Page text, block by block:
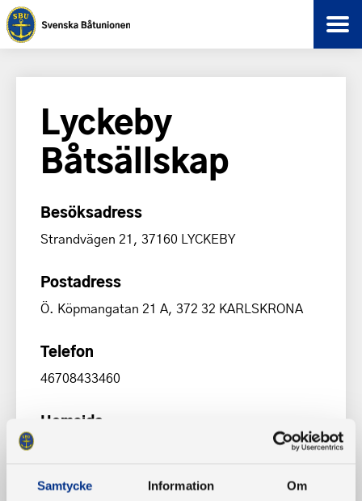
Samtycke Information Om
Lyckeby
Båtsällskap
Besöksadress
Strandvägen 21, 37160 LYCKEBY
Postadress
Ö. Köpmangatan 21 A, 372 32 KARLSKRONA
Telefon
46708433460
Hemsida